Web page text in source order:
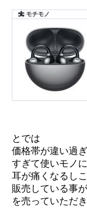
とでは
価格帯が違い過
すぎて使いモノ
耳が痛くなるし
販売している事
を売っていただ